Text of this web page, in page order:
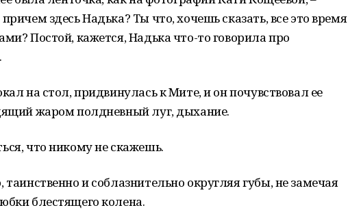
здесь Надька? Ты что, хочешь сказать, все это время
Постой, кажется, Надька что-то говорила про
на стол, придвинулась к Мите, и он почувствовал ее
жаром полдневный луг, дыхание.
что никому не скажешь.
таинственно и соблазнительно округляя губы, не замечая
блестящего колена.